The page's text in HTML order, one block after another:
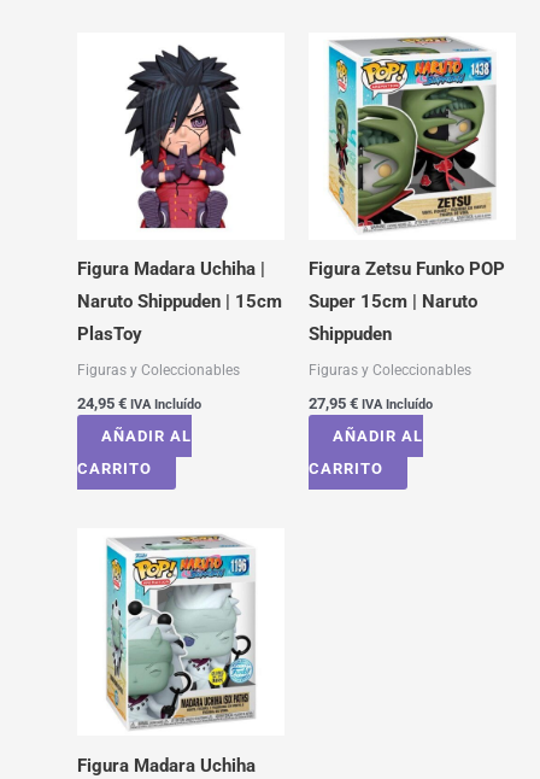
Figura Madara Uchiha |
Naruto Shippuden | 15cm
PlasToy
Figuras y Coleccionables
24,95 € IVA Incluído
AÑADIR AL
CARRITO
Figura Zetsu Funko POP
Super 15cm | Naruto
Shippuden
Figuras y Coleccionables
27,95 € IVA Incluído
AÑADIR AL
CARRITO
Figura Madara Uchiha